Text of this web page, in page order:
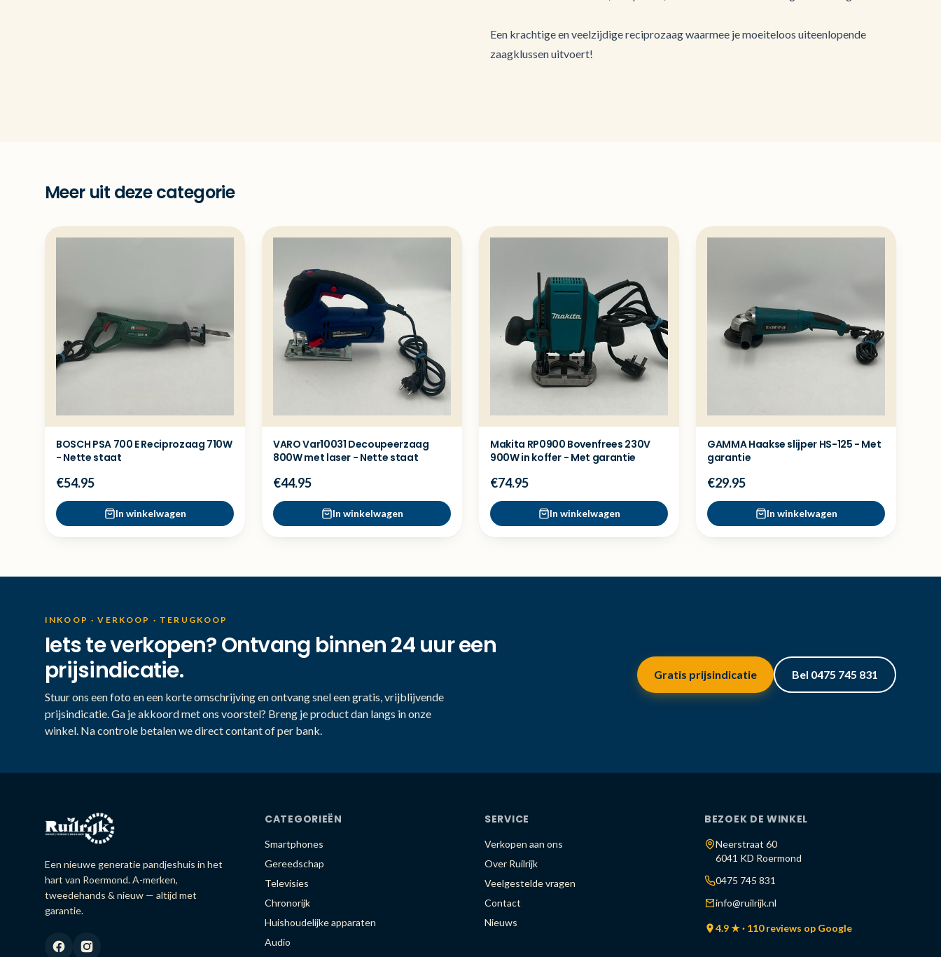
Een krachtige en veelzijdige reciprozaag waarmee je moeiteloos uiteenlopende
zaagklussen uitvoert!
Meer uit deze categorie
BOSCH PSA 700 E Reciprozaag 710W
- Nette staat
€54.95
In winkelwagen
VARO Var10031 Decoupeerzaag
800W met laser - Nette staat
€44.95
In winkelwagen
Makita RP0900 Bovenfrees 230V
900W in koffer - Met garantie
€74.95
In winkelwagen
GAMMA Haakse slijper HS-125 - Met
garantie
€29.95
In winkelwagen
INKOOP · VERKOOP · TERUGKOOP
Iets te verkopen? Ontvang binnen 24 uur een
prijsindicatie.
Stuur ons een foto en een korte omschrijving en ontvang snel een gratis, vrijblijvende
prijsindicatie. Ga je akkoord met ons voorstel? Breng je product dan langs in onze
winkel. Na controle betalen we direct contant of per bank.
Gratis prijsindicatie Bel 0475 745 831
Een nieuwe generatie pandjeshuis in het
hart van Roermond. A-merken,
tweedehands & nieuw — altijd met
garantie.
CATEGORIEËN
Smartphones
Gereedschap
Televisies
Chronorijk
Huishoudelijke apparaten
Audio
SERVICE
Verkopen aan ons
Over Ruilrijk
Veelgestelde vragen
Contact
Nieuws
BEZOEK DE WINKEL
Neerstraat 60
6041 KD Roermond
0475 745 831
info@ruilrijk.nl
4.9 ★ · 110 reviews op Google